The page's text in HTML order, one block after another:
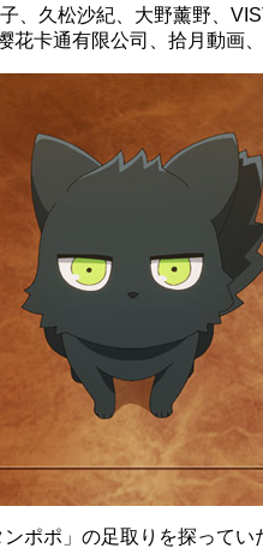
、久松沙紀、大野薰野、
花卡通有限公司、拾月動画
ポポ」の足取りを探って